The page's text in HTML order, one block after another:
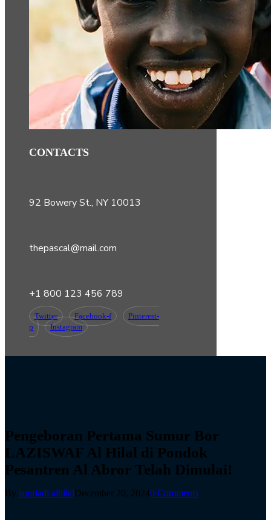
CONTACTS
92 Bowery St., NY 10013
thepascal@mail.com
+1 800 123 456 789
Twitter Facebook-f
Pinterest-
p
Instagram
Pengeboran Pertama Sumur Bor
LAZISWAF Al Hilal di Pondok
Pesantren Al Abror Telah Dimulai!
By supriadi alhilalDecember 20, 20240 Comments